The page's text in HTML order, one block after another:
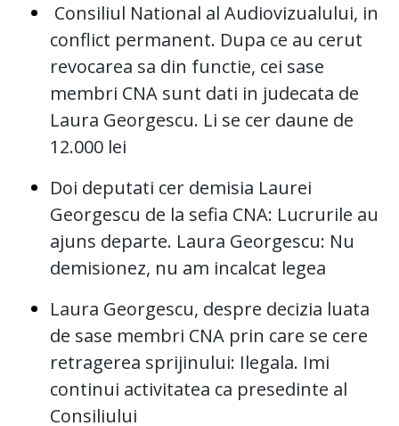
Consiliul National al Audiovizualului, in
conflict permanent. Dupa ce au cerut
revocarea sa din functie, cei sase
membri CNA sunt dati in judecata de
Laura Georgescu. Li se cer daune de
12.000 lei
Doi deputati cer demisia Laurei
Georgescu de la sefia CNA: Lucrurile au
ajuns departe. Laura Georgescu: Nu
demisionez, nu am incalcat legea
Laura Georgescu, despre decizia luata
de sase membri CNA prin care se cere
retragerea sprijinului: Ilegala. Imi
continui activitatea ca presedinte al
Consiliului